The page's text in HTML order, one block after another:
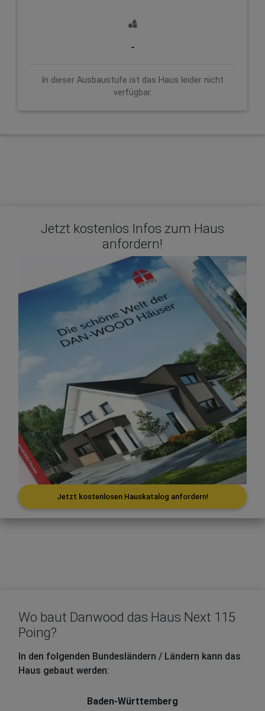
-
In dieser Ausbaustufe ist das Haus leider nicht
verfügbar.
Jetzt kostenlos Infos zum Haus
anfordern!
Jetzt kostenlosen Hauskatalog anfordern!
Wo baut Danwood das Haus Next 115
Poing?
In den folgenden Bundesländern / Ländern kann das
Haus gebaut werden:
Baden-Württemberg